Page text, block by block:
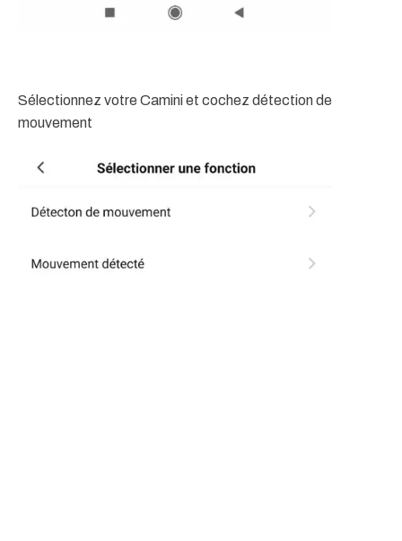
Sélectionnez votre Camini et cochez détection de
mouvement